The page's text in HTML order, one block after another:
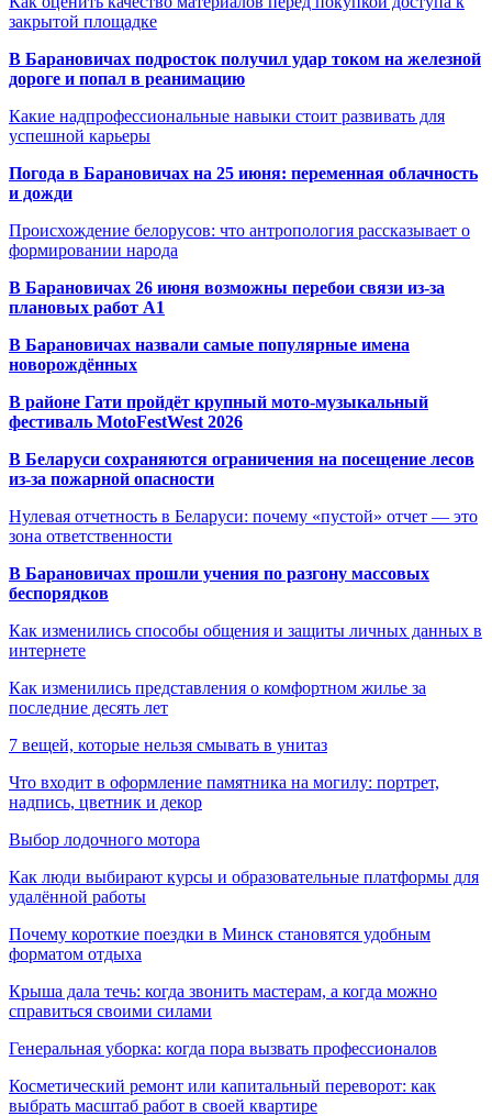
закрытой площадке
В Барановичах подросток получил удар током на железной
дороге и попал в реанимацию
Какие надпрофессиональные навыки стоит развивать для
успешной карьеры
Погода в Барановичах на 25 июня: переменная облачность
и дожди
Происхождение белорусов: что антропология рассказывает о
формировании народа
В Барановичах 26 июня возможны перебои связи из-за
плановых работ A1
В Барановичах назвали самые популярные имена
новорождённых
В районе Гати пройдёт крупный мото-музыкальный
фестиваль MotoFestWest 2026
В Беларуси сохраняются ограничения на посещение лесов
из-за пожарной опасности
Нулевая отчетность в Беларуси: почему «пустой» отчет — это
зона ответственности
В Барановичах прошли учения по разгону массовых
беспорядков
Как изменились способы общения и защиты личных данных в
интернете
Как изменились представления о комфортном жилье за
последние десять лет
7 вещей, которые нельзя смывать в унитаз
Что входит в оформление памятника на могилу: портрет,
надпись, цветник и декор
Выбор лодочного мотора
Как люди выбирают курсы и образовательные платформы для
удалённой работы
Почему короткие поездки в Минск становятся удобным
форматом отдыха
Крыша дала течь: когда звонить мастерам, а когда можно
справиться своими силами
Генеральная уборка: когда пора вызвать профессионалов
Косметический ремонт или капитальный переворот: как
выбрать масштаб работ в своей квартире